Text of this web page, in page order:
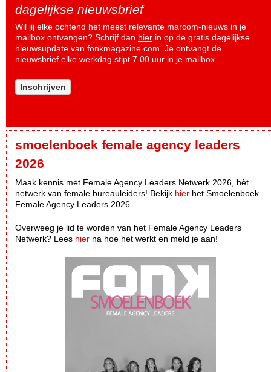
dagelijkse nieuwsbrief
Wil jij elke ochtend het meest relevante marcom-nieuws in je
mailbox ontvangen? Schrijf dan hier in op de gratis dagelijkse
nieuwsupdate van fonkmagazine.com. Je ontvangt de
nieuwsbrief elke werkdag stipt 7.00 uur in je mailbox.
Inschrijven
smoelenboek female agency leaders
2026
Maak kennis met Female Agency Leaders Netwerk 2026, hèt
netwerk van female bureauleiders! Bekijk hier het Smoelenboek
Female Agency Leaders 2026.
Overweeg je lid te worden van het Female Agency Leaders
Netwerk? Lees hier na hoe het werkt en meld je aan!